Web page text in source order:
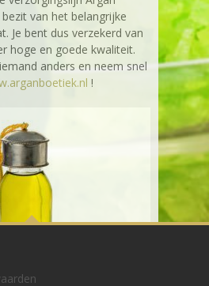
van het belangrijke
Je bent dus verzekerd van
hoge en goede kwaliteit.
anders en neem snel
!